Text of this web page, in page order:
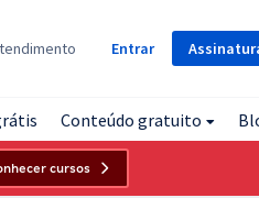
Entrar
Conteúdo gratuito
cursos